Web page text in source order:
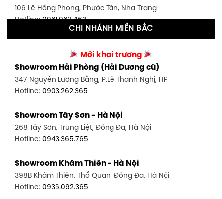
Hotline:0906.256.759
0986.71.8448
Showroom Thuận An - Bình Dương
66 đường DT743, An Phú, Thuận An, Bình Dương
Showroom Biên Hòa - Đồng Nai
452 Nguyễn Ái Quốc, Tân Tiến, TP. Biên Hòa, Đồng Nai
106 Lê Hồng Phong, Phước Tân, Nha Trang
Hotline:0961.963.463
27-29 Nguyễn Sỹ Sách, Hưng Bình, TP Vinh, Nghệ An
Hotline:0943.960.966
Showroom Buôn Ma Thuột
Hotline:0934.02.18.18
CHI NHÁNH MIỀN BẮC
Mới khai trương
Showroom Hải Phòng (Hải Dương cũ)
347 Nguyễn Lương Bằng, P.Lê Thanh Nghị, HP
Hotline: 0903.262.365
Showroom Tây Sơn - Hà Nội
268 Tây Sơn, Trung Liệt, Đống Đa, Hà Nội
Hotline: 0943.365.765
Showroom Khâm Thiên - Hà Nội
398B Khâm Thiên, Thổ Quan, Đống Đa, Hà Nội
Hotline: 0936.092.365